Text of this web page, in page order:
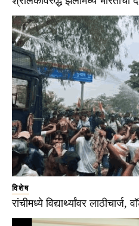
विशेष
रांचीमध्ये विद्यार्थ्यांवर लाठीचार्ज,